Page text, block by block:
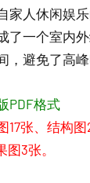
家人休闲娱
了一个室内
，避免了高峰
PDF格式
17张、结构
3张。